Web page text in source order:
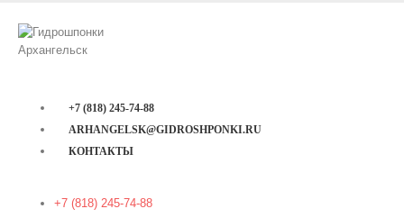
+7 (818) 245-74-88
ARHANGELSK@GIDROSHPONKI.RU
КОНТАКТЫ
+7 (818) 245-74-88